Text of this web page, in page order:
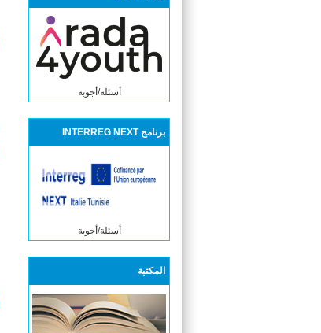
أسئلة/أجوبة
برنامج INTERREG NEXT
أسئلة/أجوبة
المكتبة